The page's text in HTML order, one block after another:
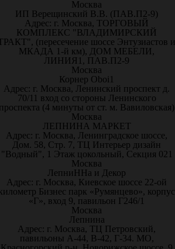
Москва
ИП Верещинский В.В. (ПАВ.П2-9)
Адрес: г. Москва, ТОРГОВЫЙ
КОМПЛЕКС "ВЛАДИМИРСКИЙ
(пересечение шоссе Энтузиастов и
МКАДА 1-й км), ДОМ МЕБЕЛИ,
ЛИНИЯ1, ПАВ.П2-9
Москва
Корнер Oboi1
Адрес: г. Москва, Ленинский проспект д.
70/11 вход со стороны Ленинского
(4 минуты от ст. м. Вавиловская)
Москва
ЛЕПНИНА МАРКЕТ
Адрес: г. Москва, Ленинградское шоссе,
Дом. 58, Стр. 7, ТЦ Интерьер дизайн
"Водный", 1 Этаж цокольный, Секция 021
Москва
ЛепниННа и Декор
Адрес: г. Москва, Киевское шоссе 22-ой
Бизнес парк «Румянцево», корпус
«Г», вход 9, павильон Г246/1
Москва
Лепнина
Адрес: г. Москва, ТЦ Петровский,
павильоны А-44, В-42, Г-34. МО,